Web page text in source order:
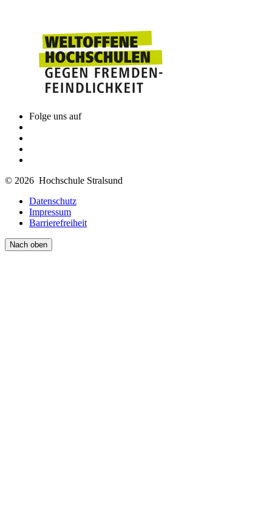
Folge uns auf
© 2026 Hochschule Stralsund
Datenschutz
Impressum
Barrierefreiheit
Nach oben